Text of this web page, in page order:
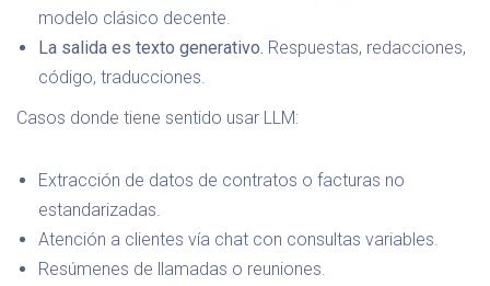
modelo clásico decente.
La salida es texto generativo. Respuestas, redacciones,
código, traducciones.
Casos donde tiene sentido usar LLM:
Extracción de datos de contratos o facturas no
estandarizadas.
Atención a clientes vía chat con consultas variables.
Resúmenes de llamadas o reuniones.